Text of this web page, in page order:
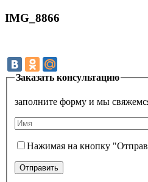
IMG_8866
Заказать консультацию
заполните форму и мы
Нажимая на кнопку